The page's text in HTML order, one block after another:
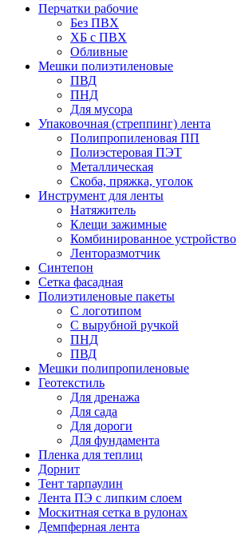
Перчатки рабочие
Без ПВХ
ХБ с ПВХ
Обливные
Мешки полиэтиленовые
ПВД
ПНД
Для мусора
Упаковочная (стреппинг) лента
Полипропиленовая ПП
Полиэстеровая ПЭТ
Металлическая
Скоба, пряжка, уголок
Инструмент для ленты
Натяжитель
Клещи зажимные
Комбинированное устройство
Ленторазмотчик
Синтепон
Сетка фасадная
Полиэтиленовые пакеты
С логотипом
С вырубной ручкой
ПНД
ПВД
Мешки полипропиленовые
Геотекстиль
Для дренажа
Для сада
Для дороги
Для фундамента
Пленка для теплиц
Дорнит
Тент тарпаулин
Лента ПЭ с липким слоем
Москитная сетка в рулонах
Демпферная лента